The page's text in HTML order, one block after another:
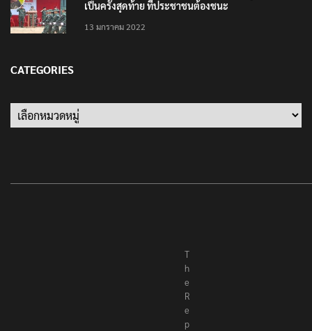
เป็นครั้งสุดท้าย ที่ประชาชนต้องชนะ
13 มกราคม 2022
CATEGORIES
Categories
T
h
e
R
e
p